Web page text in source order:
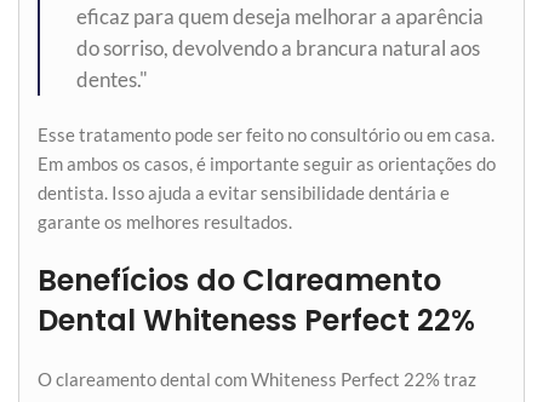
eficaz para quem deseja melhorar a aparência
do sorriso, devolvendo a brancura natural aos
dentes."
Esse tratamento pode ser feito no consultório ou em casa.
Em ambos os casos, é importante seguir as orientações do
dentista. Isso ajuda a evitar sensibilidade dentária e
garante os melhores resultados.
Benefícios do Clareamento
Dental Whiteness Perfect 22%
O clareamento dental com Whiteness Perfect 22% traz